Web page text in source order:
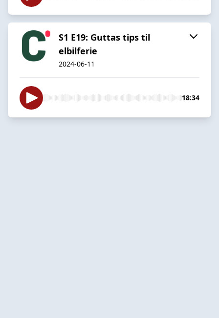
S1 E19: Guttas tips til
elbilferie
2024-06-11
18:34